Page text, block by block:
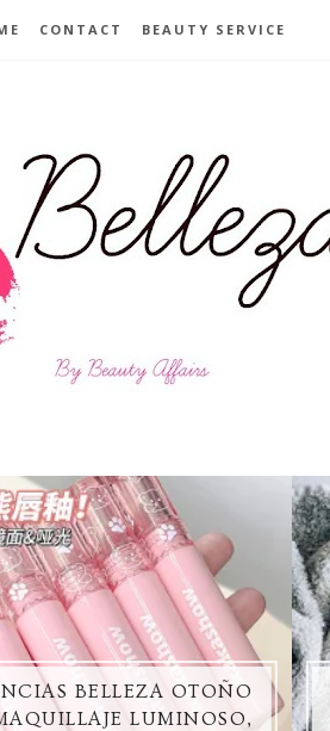
CONTACT BEAUTY SERVICE
BELLEZA OTOÑO
LUMINOSO,